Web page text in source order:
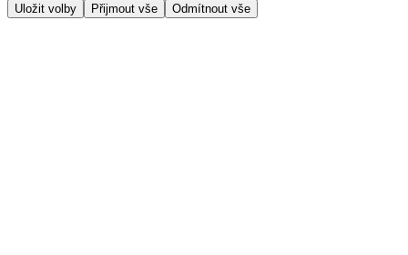
Uložit volby Přijmout vše Odmítnout vše